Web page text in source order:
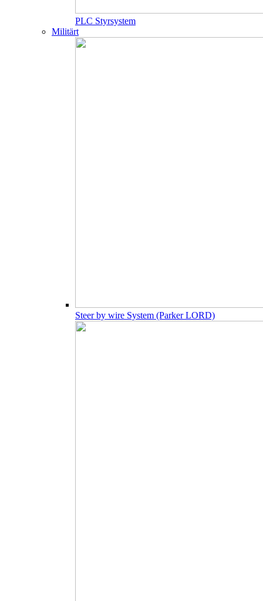
PLC Styrsystem
Militärt
Steer by wire System (Parker LORD)